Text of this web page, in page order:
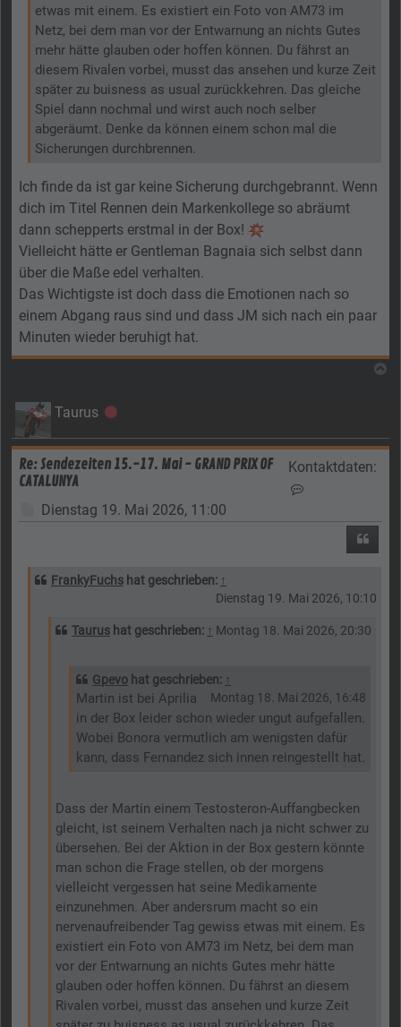
etwas mit einem. Es existiert ein Foto von AM73 im
Netz, bei dem man vor der Entwarnung an nichts Gutes
mehr hätte glauben oder hoffen können. Du fährst an
diesem Rivalen vorbei, musst das ansehen und kurze Zeit
später zu buisness as usual zurückkehren. Das gleiche
Spiel dann nochmal und wirst auch noch selber
abgeräumt. Denke da können einem schon mal die
Sicherungen durchbrennen.
Ich finde da ist gar keine Sicherung durchgebrannt. Wenn
dich im Titel Rennen dein Markenkollege so abräumt
dann schepperts erstmal in der Box!
Vielleicht hätte er Gentleman Bagnaia sich selbst dann
über die Maße edel verhalten.
Das Wichtigste ist doch dass die Emotionen nach so
einem Abgang raus sind und dass JM sich nach ein paar
Minuten wieder beruhigt hat.
Taurus Offline
Re: Sendezeiten 15.-17. Mai - GRAND PRIX OF
CATALUNYA
Kontaktdaten:
Beitrag
Dienstag 19. Mai 2026, 11:00
FrankyFuchs hat geschrieben: ↑
Dienstag 19. Mai 2026, 10:10
Taurus hat geschrieben: ↑ Montag 18. Mai 2026, 20:30
Gpevo hat geschrieben: ↑
Montag 18. Mai 2026, 16:48
Martin ist bei Aprilia
in der Box leider schon wieder ungut aufgefallen.
Wobei Bonora vermutlich am wenigsten dafür
kann, dass Fernandez sich innen reingestellt hat.
Dass der Martin einem Testosteron-Auffangbecken
gleicht, ist seinem Verhalten nach ja nicht schwer zu
übersehen. Bei der Aktion in der Box gestern könnte
man schon die Frage stellen, ob der morgens
vielleicht vergessen hat seine Medikamente
einzunehmen. Aber andersrum macht so ein
nervenaufreibender Tag gewiss etwas mit einem. Es
existiert ein Foto von AM73 im Netz, bei dem man
vor der Entwarnung an nichts Gutes mehr hätte
glauben oder hoffen können. Du fährst an diesem
Rivalen vorbei, musst das ansehen und kurze Zeit